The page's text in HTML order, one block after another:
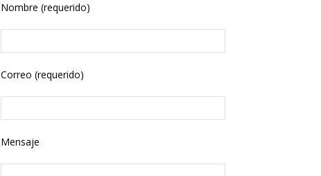
Nombre (requerido)
Correo (requerido)
Mensaje